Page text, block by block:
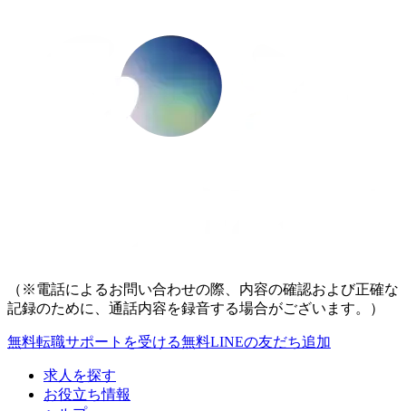
（※電話によるお問い合わせの際、内容の確認および正確な
記録のために、通話内容を録音する場合がございます。）
無料転職サポートを受ける無料LINEの友だち追加
求人を探す
お役立ち情報